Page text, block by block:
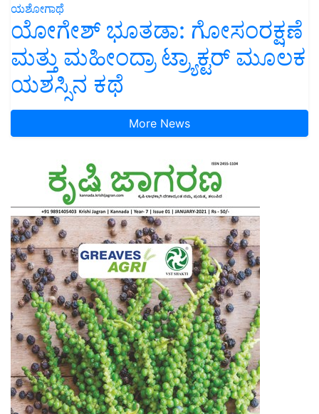
ಯಶೋಗಾಥೆ
ಯೋಗೇಶ್ ಭೂತಡಾ: ಗೋಸಂರಕ್ಷಣೆ
ಮತ್ತು ಮಹೀಂದ್ರಾ ಟ್ರ್ಯಾಕ್ಟರ್ ಮೂಲಕ
ಯಶಸ್ಸಿನ ಕಥೆ
More News